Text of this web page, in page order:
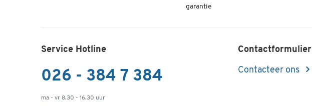
garantie
Service Hotline
026 - 384 7 384
ma - vr 8.30 - 16.30 uur
Contactformulier
Contacteer ons